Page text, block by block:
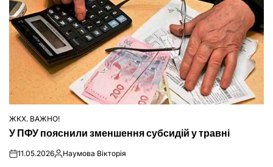
ОПУБЛІКУВАТИ
У
ЖКХ. ВАЖНО!
У ПФУ пояснили зменшення субсидій у травні
on11.05.2026Опубліковано
Наумова Вікторія